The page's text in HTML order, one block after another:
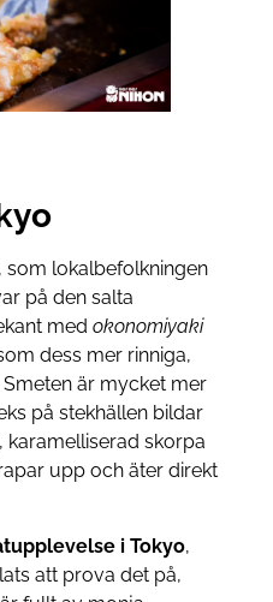
, som lokalbefolkningen
på den salta
med okonomiyaki
dess mer rinniga,
är mycket mer
på stekhällen bildar
karamelliserad skorpa
upp och äter direkt
i Tokyo,
att prova det på,